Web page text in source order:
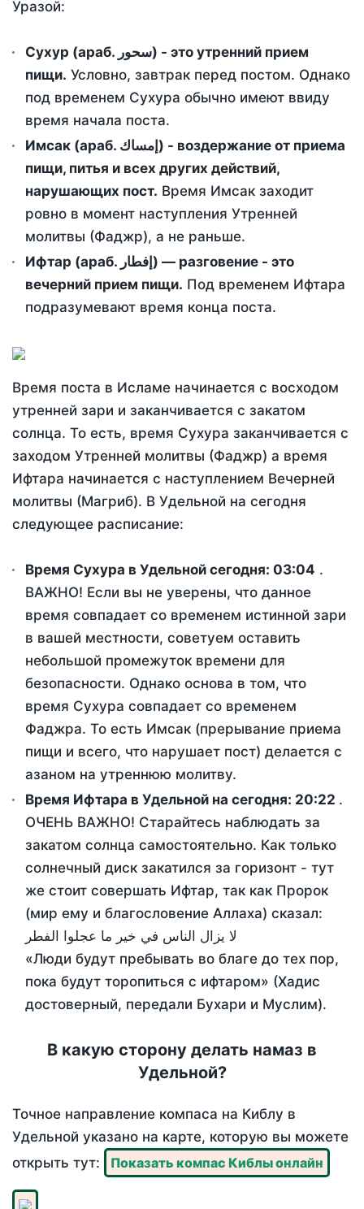
Уразой:
Сухур (араб. سحور) - это утренний прием
пищи. Условно, завтрак перед постом. Однако
под временем Сухура обычно имеют ввиду
время начала поста.
Имсак (араб. إمساك) - воздержание от приема
пищи, питья и всех других действий,
нарушающих пост. Время Имсак заходит
ровно в момент наступления Утренней
молитвы (Фаджр), а не раньше.
Ифтар (араб. إفطار) — разговение - это
вечерний прием пищи. Под временем Ифтара
подразумевают время конца поста.
Время поста в Исламе начинается с восходом
утренней зари и заканчивается с закатом
солнца. То есть, время Сухура заканчивается с
заходом Утренней молитвы (Фаджр) а время
Ифтара начинается с наступлением Вечерней
молитвы (Магриб). В Удельной на сегодня
следующее расписание:
Время Сухура в Удельной сегодня: 03:04 .
ВАЖНО! Если вы не уверены, что данное
время совпадает со временем истинной зари
в вашей местности, советуем оставить
небольшой промежуток времени для
безопасности. Однако основа в том, что
время Сухура совпадает со временем
Фаджра. То есть Имсак (прерывание приема
пищи и всего, что нарушает пост) делается с
азаном на утреннюю молитву.
Время Ифтара в Удельной на сегодня: 20:22 .
ОЧЕНЬ ВАЖНО! Старайтесь наблюдать за
закатом солнца самостоятельно. Как только
солнечный диск закатился за горизонт - тут
же стоит совершать Ифтар, так как Пророк
(мир ему и благословение Аллаха) сказал:
لا يزال الناس في خير ما عجلوا الفطر
«Люди будут пребывать во благе до тех пор,
пока будут торопиться с ифтаром» (Хадис
достоверный, передали Бухари и Муслим).
В какую сторону делать намаз в
Удельной?
Точное направление компаса на Киблу в
Удельной указано на карте, которую вы можете
открыть тут:
Показать компас Киблы онлайн